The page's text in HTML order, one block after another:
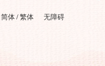
简体 / 繁体 无障碍